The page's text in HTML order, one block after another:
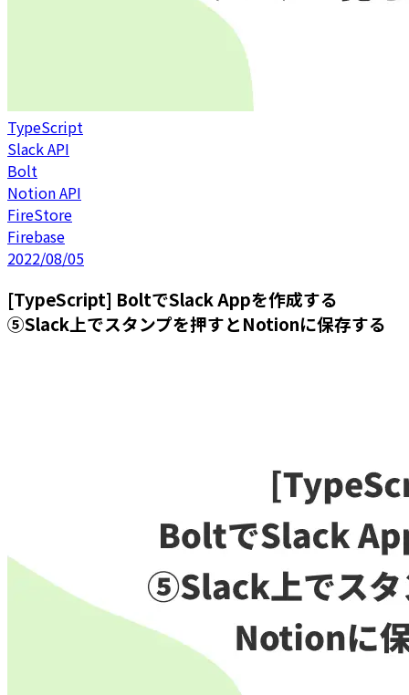
TypeScript
Slack API
Bolt
Notion API
FireStore
Firebase
2022/08/05
[TypeScript] BoltでSlack Appを作成する
⑤Slack上でスタンプを押すとNotionに保存する